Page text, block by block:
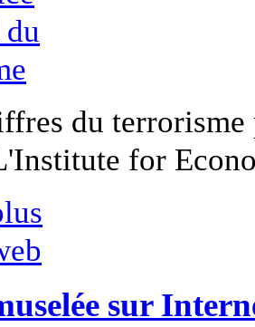
du
for
sur